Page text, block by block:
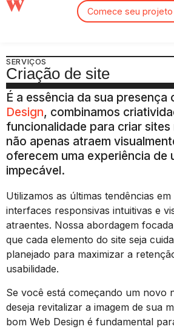
Comece seu projeto
SERVIÇOS
Criação de site
É a essência da sua presença
Design, combinamos
funcionalidade para criar
não apenas atraem
oferecem uma experiência de
impecável.
Utilizamos as últimas tendências
interfaces responsivas intuitivas e
atraentes. Nossa abordagem
que cada elemento do site seja
planejado para maximizar a
usabilidade.
Se você está começando um novo
deseja revitalizar a imagem de sua
bom Web Design é fundamental